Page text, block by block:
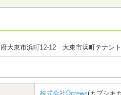
大東市浜町12-12 大東市浜町テナン
株式会社Dcrews(カブシキ